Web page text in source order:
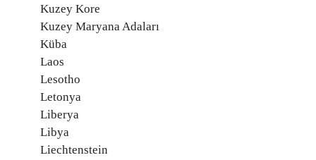
Kuzey Kore
Kuzey Maryana Adaları
Küba
Laos
Lesotho
Letonya
Liberya
Libya
Liechtenstein